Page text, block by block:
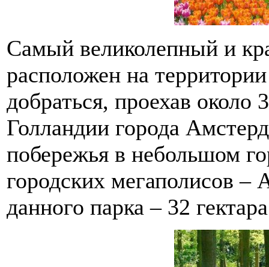
Самый великолепный и
расположен на
добраться, проехав около
Голландии города
побережья в небольшом
городских мегаполисов
данного парка – 32